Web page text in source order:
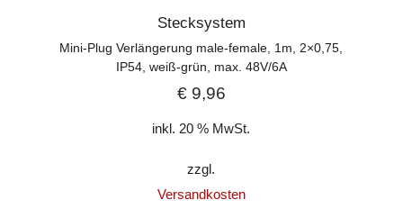
Stecksystem
Mini-Plug Verlängerung male-female, 1m, 2×0,75,
IP54, weiß-grün, max. 48V/6A
€9,96
inkl. 20 % MwSt.
zzgl.
Versandkosten